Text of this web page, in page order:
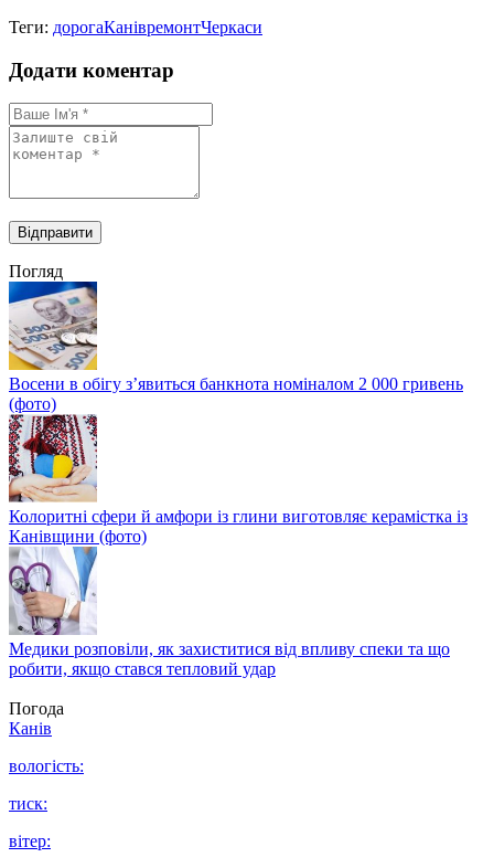
Теги: дорогаКанівремонтЧеркаси
Додати коментар
Погляд
Восени в обігу з’явиться банкнота номіналом 2 000 гривень
(фото)
Колоритні сфери й амфори із глини виготовляє керамістка із
Канівщини (фото)
Медики розповіли, як захиститися від впливу спеки та що
робити, якщо стався тепловий удар
Погода
Канів
вологість:
тиск:
вітер: